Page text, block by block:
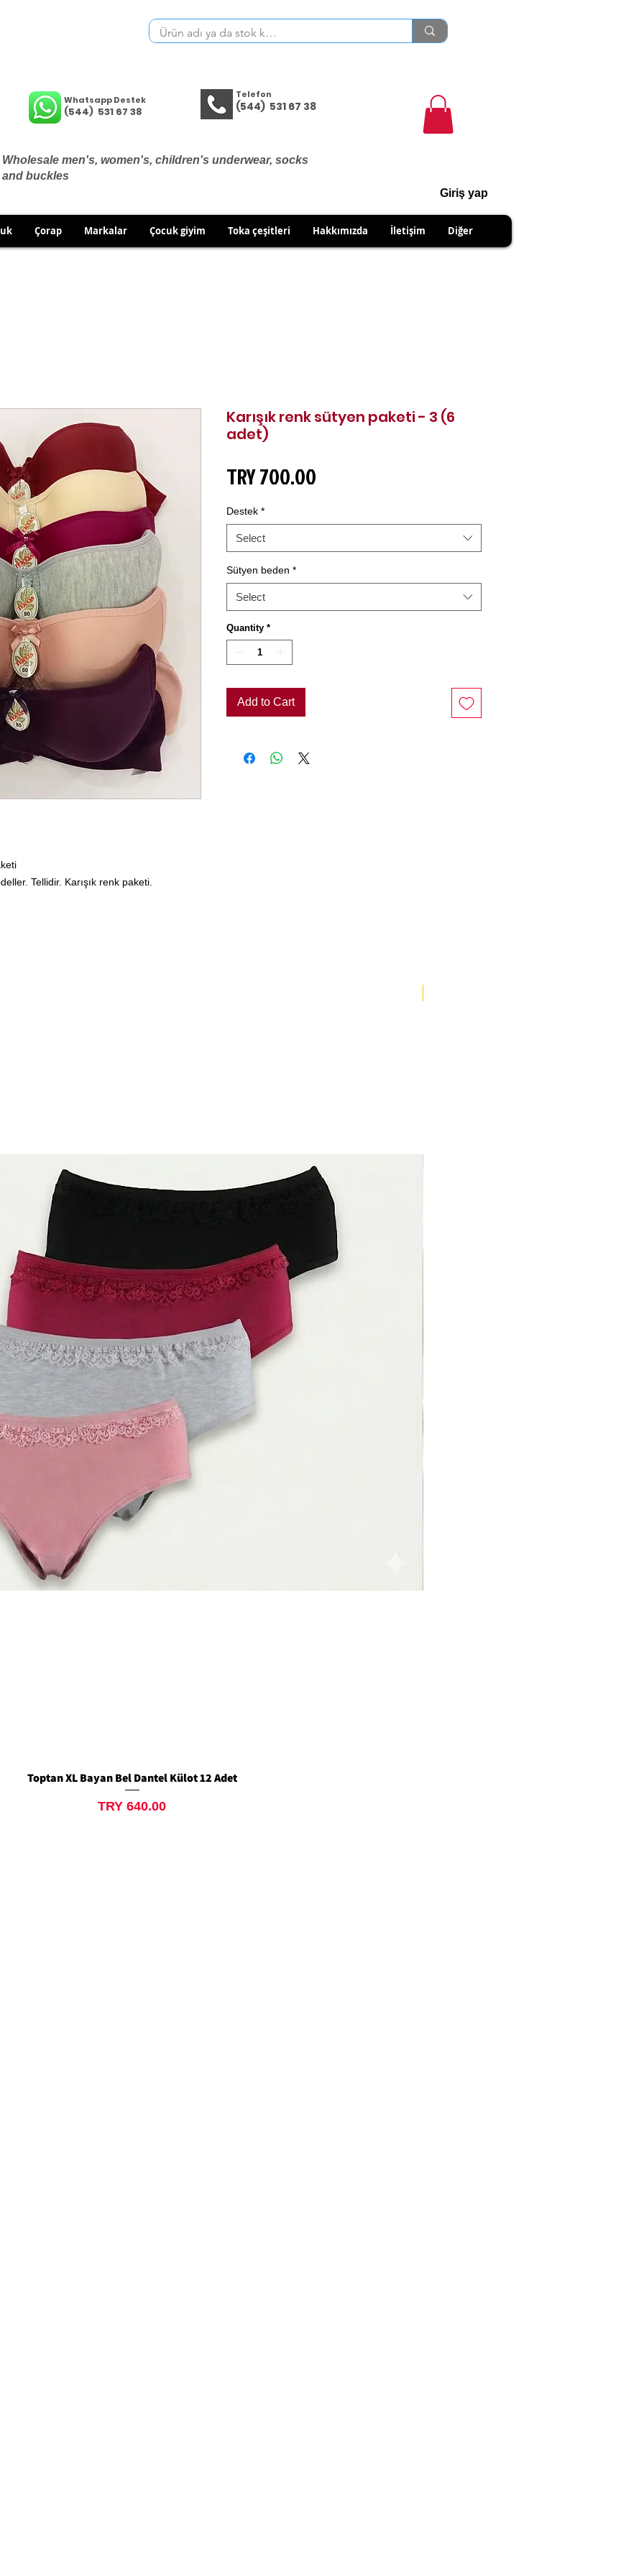
Whatsapp Destek
(544) 531 67 38
Telefon
(544) 531 67 38
Wholesale men's, women's, children's underwear, socks
and buckles
Giriş yap
Çorap Markalar Çocuk giyim Toka çeşitleri Hakkımızda İletişim Diğer
Tellidir. Karışık renk paketi.
Karışık renk sütyen paketi - 3 (6
adet)
TRY 700.00
Destek *
Select
Sütyen beden *
Select
Quantity *
Add to Cart
Quick View
Toptan XL Bayan Bel Dantel Külot 12 Adet
Price
TRY 640.00